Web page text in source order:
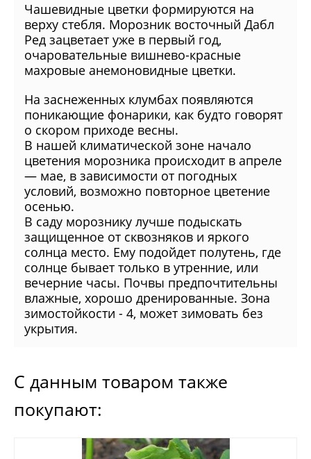
Чашевидные цветки формируются на
верху стебля. Морозник восточный Дабл
Ред зацветает уже в первый год,
очаровательные вишнево-красные
махровые анемоновидные цветки.
На заснеженных клумбах появляются
поникающие фонарики, как будто говорят
о скором приходе весны.
В нашей климатической зоне начало
цветения морозника происходит в апреле
— мае, в зависимости от погодных
условий, возможно повторное цветение
осенью.
В саду морознику лучше подыскать
защищенное от сквозняков и яркого
солнца место. Ему подойдет полутень, где
солнце бывает только в утренние, или
вечерние часы. Почвы предпочтительны
влажные, хорошо дренированные. Зона
зимостойкости - 4, может зимовать без
укрытия.
С данным товаром также
покупают: